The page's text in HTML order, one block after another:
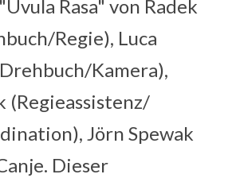
Rasa" von Radek
Regie), Luca
Kamera),
(Regieassistenz/
Jörn Spewak
Dieser